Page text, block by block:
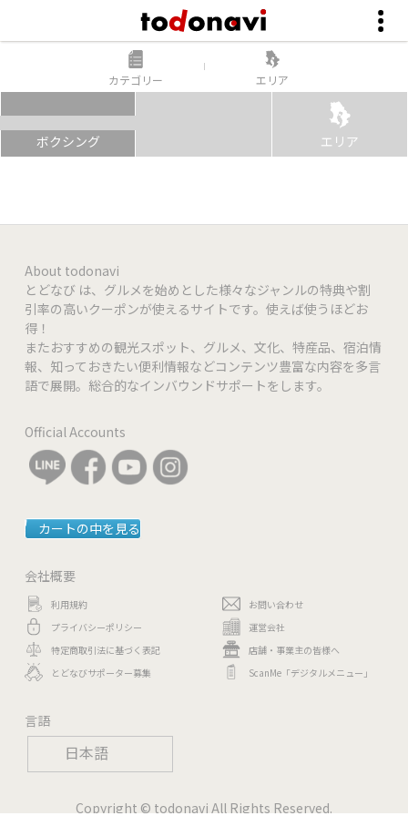
日本語
ボクシング エリア
カテゴリー エリア
About todonavi
とどなび は、グルメを始めとした様々なジャンルの特典や割
引率の高いクーポンが使えるサイトです。使えば使うほどお
得！
またおすすめの観光スポット、グルメ、文化、特産品、宿泊情
報、知っておきたい便利情報などコンテンツ豊富な内容を多言
語で展開。総合的なインバウンドサポートをします。
Official Accounts
カートの中を見る
会社概要
利用規約
プライバシーポリシー
特定商取引法に基づく表記
とどなびサポーター募集
お問い合わせ
運営会社
店舗・事業主の皆様へ
ScanMe「デジタルメニュー」
言語
Copyright © todonavi All Rights Reserved.